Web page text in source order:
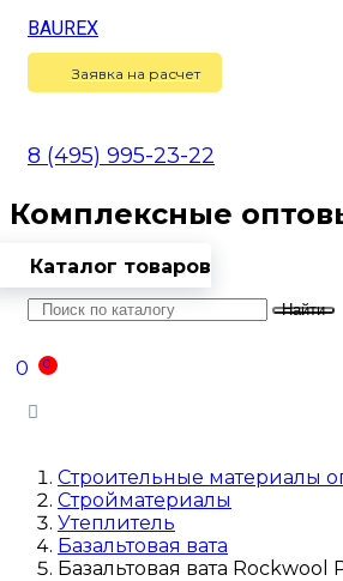
BAUREX
Заявка на расчет
8 (495) 995-23-22
Комплексные
Каталог товаров
Найти
0
0
Строительные материалы
Стройматериалы
Утеплитель
Базальтовая вата
Базальтовая вата